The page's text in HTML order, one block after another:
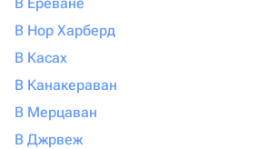
В Нор Харберд
В Касах
В Канакераван
В Мерцаван
В Джрвеж